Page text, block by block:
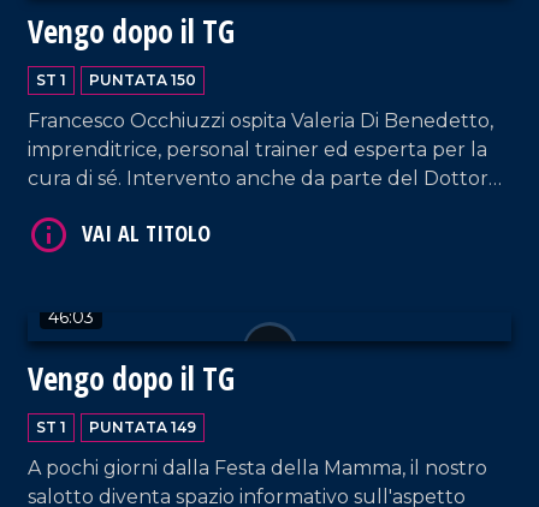
Vengo dopo il TG
ST 1 PUNTATA 150
Francesco Occhiuzzi ospita Valeria Di Benedetto,
imprenditrice, personal trainer ed esperta per la
cura di sé. Intervento anche da parte del Dottor
Nostra Signora dello Scoglio. E poi, musica dal vivo,
46:03
Vengo dopo il TG
ST 1 PUNTATA 149
A pochi giorni dalla Festa della Mamma, il nostro
salotto diventa spazio informativo sull'aspetto
VAI AL TITOLO
VAI AL TITOLO